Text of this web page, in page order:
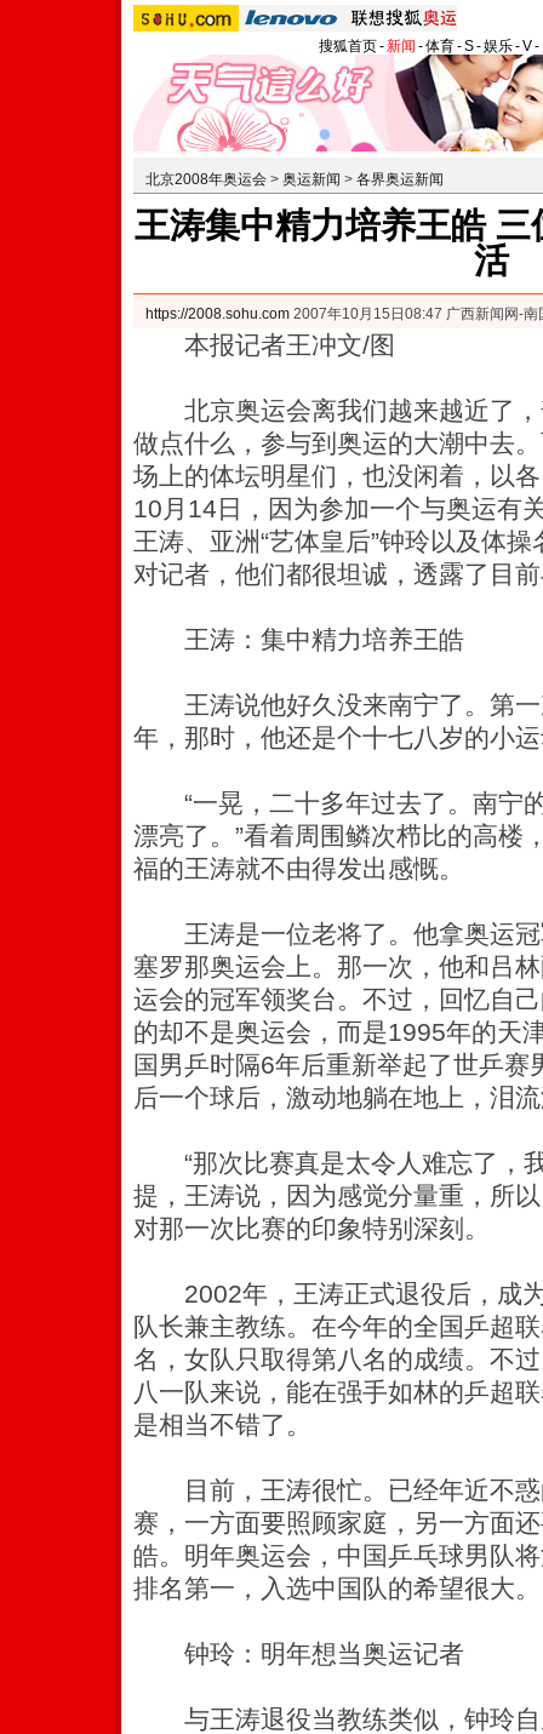
搜狐首页-新闻 -体育-S-娱乐-V-
北京2008年奥运会 > 奥运新闻 > 各界奥运新闻
王涛集中精力培养王皓
活
https://2008.sohu.com 2007年10月15日08:47 广西新闻网-南
本报记者王冲文/图
北京奥运会离我们越来越近了，
做点什么，参与到奥运的大潮中去
场上的体坛明星们，也没闲着，以
10月14日，因为参加一个与奥运有
王涛、亚洲“艺体皇后”钟玲以及体
对记者，他们都很坦诚，透露了目
王涛：集中精力培养王皓
王涛说他好久没来南宁了。第一
年，那时，他还是个十七八岁的小
“一晃，二十多年过去了。南宁
漂亮了。”看着周围鳞次栉比的高楼
福的王涛就不由得发出感慨。
王涛是一位老将了。他拿奥运冠
塞罗那奥运会上。那一次，他和吕
运会的冠军领奖台。不过，回忆自
的却不是奥运会，而是1995年的天
国男乒时隔6年后重新举起了世乒
后一个球后，激动地躺在地上，泪
“那次比赛真是太令人难忘了，
提，王涛说，因为感觉分量重，所
对那一次比赛的印象特别深刻。
2002年，王涛正式退役后，成为
队长兼主教练。在今年的全国乒超
名，女队只取得第八名的成绩。不
八一队来说，能在强手如林的乒超
是相当不错了。
目前，王涛很忙。已经年近不惑
赛，一方面要照顾家庭，另一方面
皓。明年奥运会，中国乒乓球男队
排名第一，入选中国队的希望很大。
钟玲：明年想当奥运记者
与王涛退役当教练类似，钟玲自